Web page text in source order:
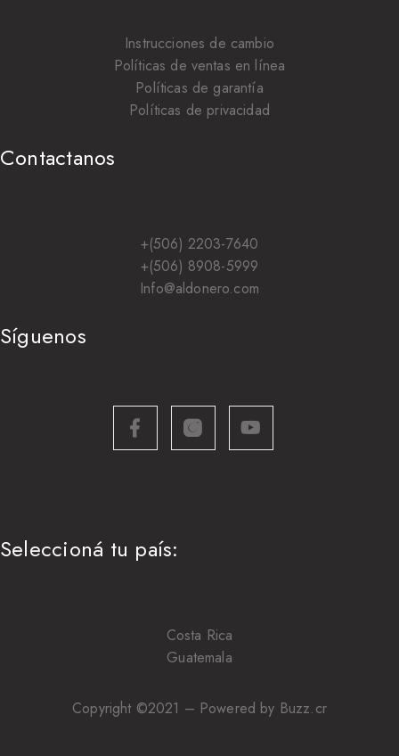
Instrucciones de cambio
Políticas de ventas en línea
Políticas de garantía
Políticas de privacidad
Contactanos
+(506) 2203-7640
+(506) 8908-5999
Info@aldonero.com
Síguenos
Seleccioná tu país:
Costa Rica
Guatemala
Copyright ©2021 – Powered by Buzz.cr